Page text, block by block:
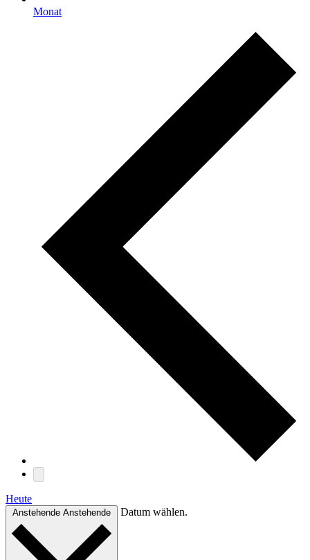
Monat
Heute
Anstehende Anstehende Datum wählen.